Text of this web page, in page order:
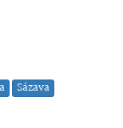
Sázava